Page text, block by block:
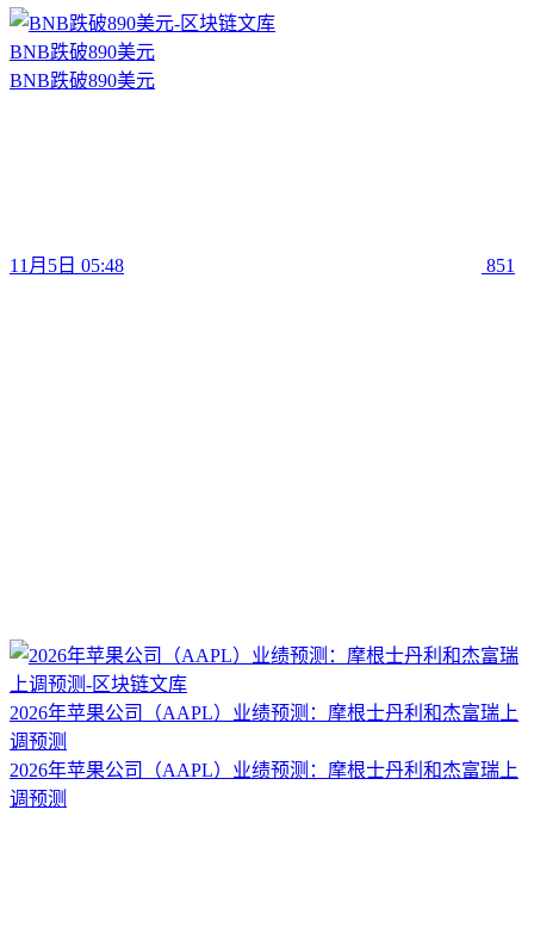
BNB跌破890美元
BNB跌破890美元
11月5日 05:48 851
2026年苹果公司（AAPL）业绩预测：摩根士丹利和杰富瑞上
调预测
2026年苹果公司（AAPL）业绩预测：摩根士丹利和杰富瑞上
调预测